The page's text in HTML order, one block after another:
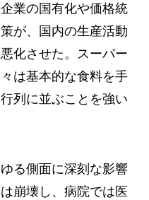
業の国有化や価格統
が、国内の生産活動
化させた。スーパー
は基本的な食料を手
列に並ぶことを強い
る側面に深刻な影響
崩壊し、病院では医